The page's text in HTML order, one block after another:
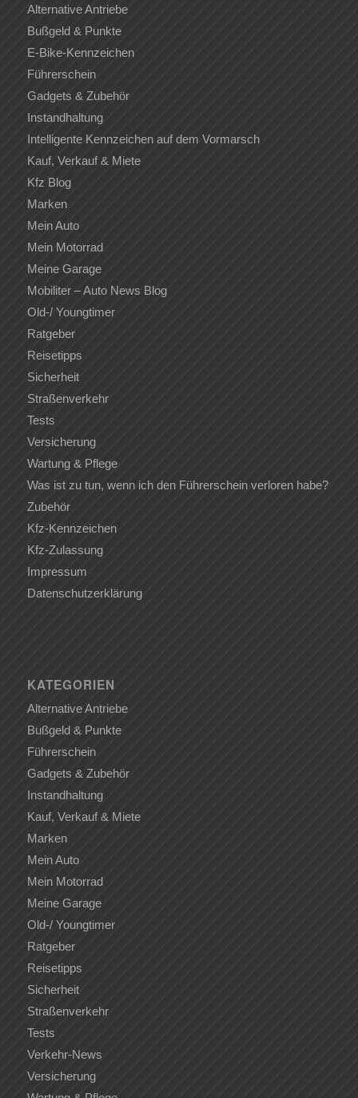
Alternative Antriebe
Bußgeld & Punkte
E-Bike-Kennzeichen
Führerschein
Gadgets & Zubehör
Instandhaltung
Intelligente Kennzeichen auf dem Vormarsch
Kauf, Verkauf & Miete
Kfz Blog
Marken
Mein Auto
Mein Motorrad
Meine Garage
Mobiliter – Auto News Blog
Old-/ Youngtimer
Ratgeber
Reisetipps
Sicherheit
Straßenverkehr
Tests
Versicherung
Wartung & Pflege
Was ist zu tun, wenn ich den Führerschein verloren habe?
Zubehör
Kfz-Kennzeichen
Kfz-Zulassung
Impressum
Datenschutzerklärung
KATEGORIEN
Alternative Antriebe
Bußgeld & Punkte
Führerschein
Gadgets & Zubehör
Instandhaltung
Kauf, Verkauf & Miete
Marken
Mein Auto
Mein Motorrad
Meine Garage
Old-/ Youngtimer
Ratgeber
Reisetipps
Sicherheit
Straßenverkehr
Tests
Verkehr-News
Versicherung